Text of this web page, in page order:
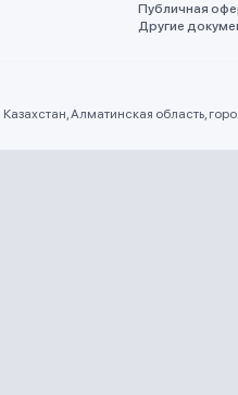
Публичная
Другие
Алматинская область,